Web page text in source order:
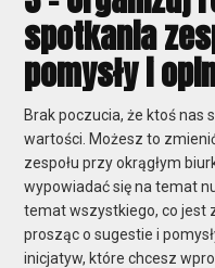
spotkania
pomysły i
Brak poczucia, że ktoś nas
wartości. Możesz to
zespołu przy okrągłym
wypowiadać się na temat
temat wszystkiego, co jest
prosząc o sugestie i
inicjatyw, które chcesz